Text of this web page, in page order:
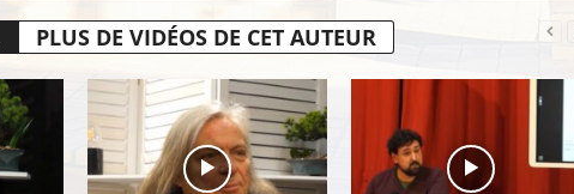
PLUS DE VIDÉOS DE CET AUTEUR